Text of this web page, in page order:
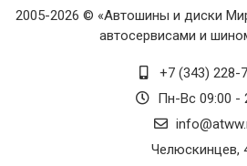
2005-2026 © «Автошины и диски
автосервисами и
+7 (343) 228-
Пн-Вс 09:00 -
Челюскинцев,